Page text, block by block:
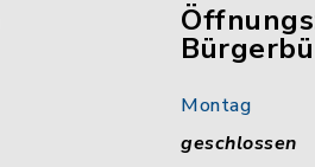
Montag
geschlossen